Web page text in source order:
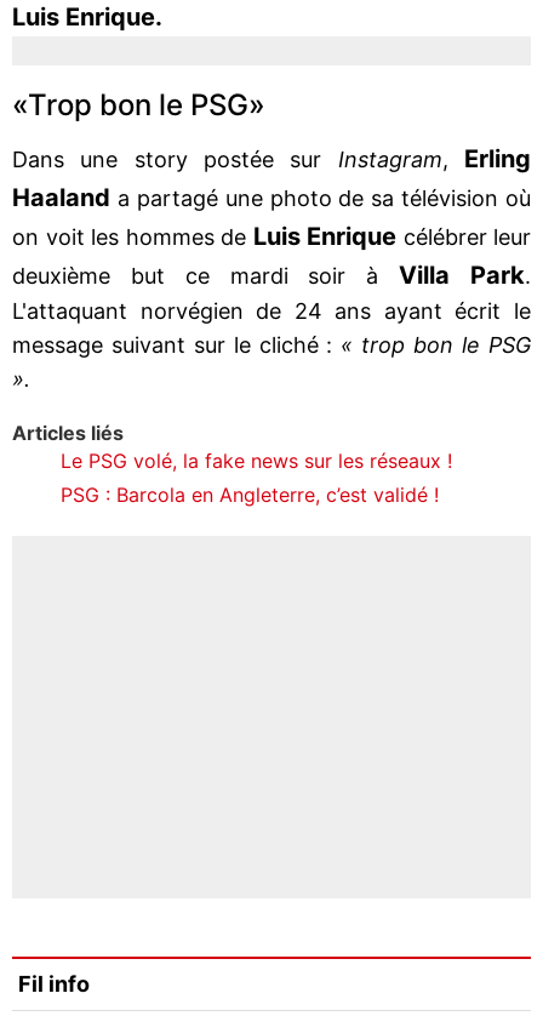
Luis Enrique.
«Trop bon le PSG»
Dans une story postée sur Instagram, Erling
Haaland a partagé une photo de sa télévision où
on voit les hommes de Luis Enrique célébrer leur
deuxième but ce mardi soir àVilla Park.
L'attaquant norvégien de 24 ans ayant écrit le
message suivant sur le cliché : « trop bon le PSG
».
Articles liés
Le PSG volé, la fake news sur les réseaux !
PSG : Barcola en Angleterre, c’est validé !
Fil info